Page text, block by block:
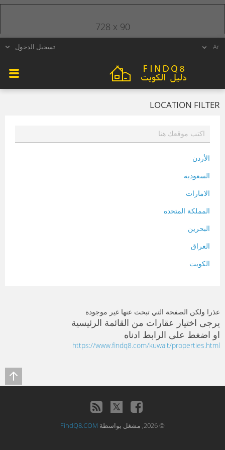
تسجيل الدخول
LOCATION FILTER
الأردن
السعوديه
الامارات
المملكة المتحده
البحرين
العراق
الكويت
سلطنة عمان
فلسطين
قطر
تونس
عذرا ولكن الصفحة التي تبحث عنها غير موجودة
يرجى اختيار عقارات من القائمة الرئيسية
او اضغط على الرابط ادناه
https://www.findq8.com/kuwait/properties.html
728 x 90
© 2026, مشغل بواسطة FindQ8.COM